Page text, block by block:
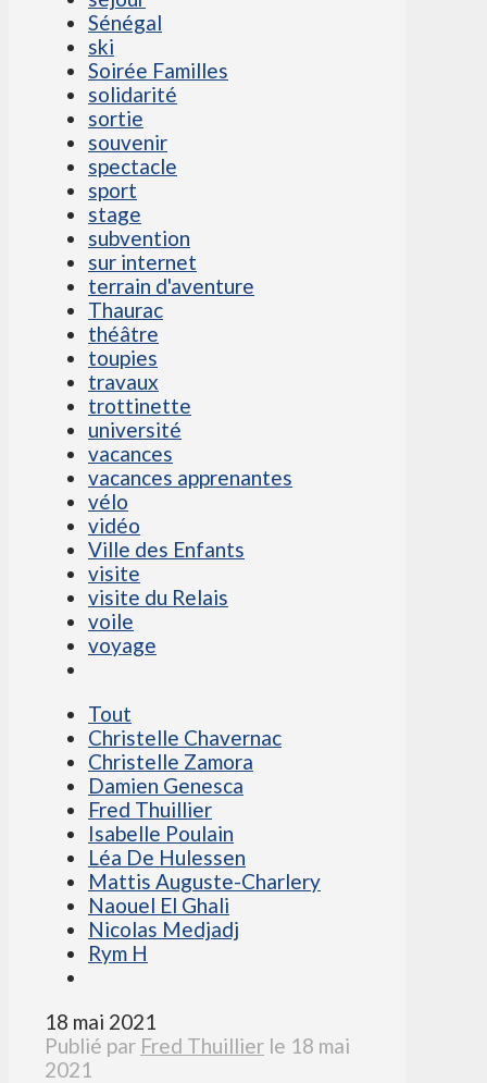
Sénégal
ski
Soirée Familles
solidarité
sortie
souvenir
spectacle
sport
stage
subvention
sur internet
terrain d'aventure
Thaurac
théâtre
toupies
travaux
trottinette
université
vacances
vacances apprenantes
vélo
vidéo
Ville des Enfants
visite
visite du Relais
voile
voyage
Tout
Christelle Chavernac
Christelle Zamora
Damien Genesca
Fred Thuillier
Isabelle Poulain
Léa De Hulessen
Mattis Auguste-Charlery
Naouel El Ghali
Nicolas Medjadj
Rym H
18 mai 2021
Publié par Fred Thuillier le 18 mai
2021